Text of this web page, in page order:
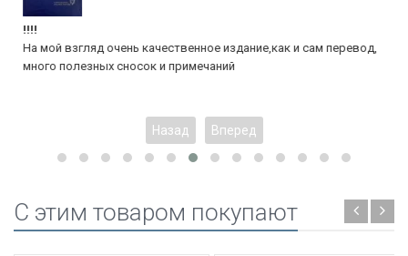
!!!!
На мой взгляд очень качественное издание,как и сам перевод,
много полезных сносок и примечаний
Назад Вперед
C этим товаром покупают